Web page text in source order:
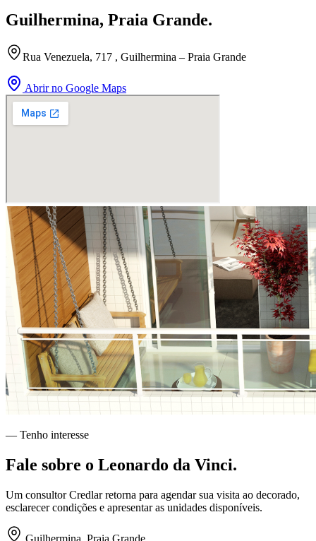
Guilhermina, Praia Grande.
Rua Venezuela, 717 , Guilhermina – Praia Grande
Abrir no Google Maps
— Tenho interesse
Fale sobre o Leonardo da Vinci.
Um consultor Credlar retorna para agendar sua visita ao decorado,
esclarecer condições e apresentar as unidades disponíveis.
Guilhermina, Praia Grande